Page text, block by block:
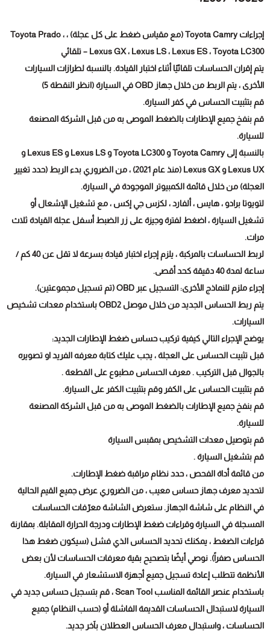
إجراءات Toyota Camry (مع مقياس ضغط على كل عجلة) ، Toyota Prado ،
Lexus GX ، Lexus LS ، Lexus ES ، Toyota LC300 – تلقائي
يتم إقران الحساسات تلقائيًا أثناء اختبار القيادة. بالنسبة لطرازات السيارات
الأخرى ، يتم الربط من خلال جهاز OBD في السيارة (انظر النقطة 5)
قم بتثبيت الحساس في كفر السيارة.
قم بنفخ جميع الإطارات بالضغط الموصى به من قبل الشركة المصنعة
للسيارة.
بالنسبة إلى Toyota Camry و Toyota LC300 و Lexus LS و Lexus ES و
Lexus UX و Lexus GX (منذ عام 2021) ، من الضروري بدء الربط (حدد تغيير
العجلة) من خلال قائمة الكمبيوتر الموجودة في السيارة.
لتويوتا برادو ، هايس ، ألفارد ، لكزس جي إكس ، مع تشغيل الإشعال أو
تشغيل السيارة ، اضغط لفترة وجيزة على زر الضبط أسفل عجلة القيادة ثلاث
مرات.
لربط الحساسات بالمركبة ، يلزم إجراء اختبار قيادة بسرعة لا تقل عن 40 كم /
ساعة لمدة 40 دقيقة كحد أقصى.
إجراء ملزم للنماذج الأخرى: التسجيل عبر OBD (تم تسجيل مجموعتين).
يتم ربط الحساس الجديد من خلال موصل OBD2 باستخدام معدات تشخيص
السيارات.
يوضح الإجراء التالي كيفية تركيب حساس ضغط الإطارات الجديد:
قبل تثبيت الحساس على العجلة ، يجب عليك كتابة معرفه الفريد او تصويره
بالجوال قبل التركيب . معرف الحساس مطبوع على القطعة .
قم بتثبيت الحساس على الكفر وقم بتثبيت الكفر على السيارة.
قم بنفخ جميع الإطارات بالضغط الموصى به من قبل الشركة المصنعة
للسيارة.
قم بتوصيل معدات التشخيص بمقبس السيارة
قم بتشغيل السيارة .
من قائمة أداة الفحص ، حدد نظام مراقبة ضغط الإطارات.
لتحديد معرف جهاز حساس معيب ، من الضروري عرض جميع القيم الحالية
في النظام على شاشة الجهاز. ستعرض الشاشة معرّفات الحساسات
المسجلة في السيارة وقراءات ضغط الإطارات ودرجة الحرارة المقابلة. بمقارنة
قراءات الضغط ، يمكنك تحديد الحساس الذي فشل (سيكون ضغط هذا
الحساس صفراً). نوصي أيضًا بتصحيح بقية معرفات الحساسات لأن بعض
الأنظمة تتطلب إعادة تسجيل جميع أجهزة الاستشعار في السيارة.
باستخدام عنصر القائمة المناسب Scan Tool ، قم بتسجيل حساس جديد في
السيارة لاستبدال الحساسات القديمة الفاشلة أو (حسب النظام) جميع
الحساسات ، واستبدال معرف الحساس العطلان بآخر جديد.